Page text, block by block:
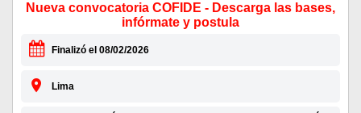
Nueva convocatoria COFIDE - Descarga las bases,
infórmate y postula
Finalizó el 08/02/2026
Lima